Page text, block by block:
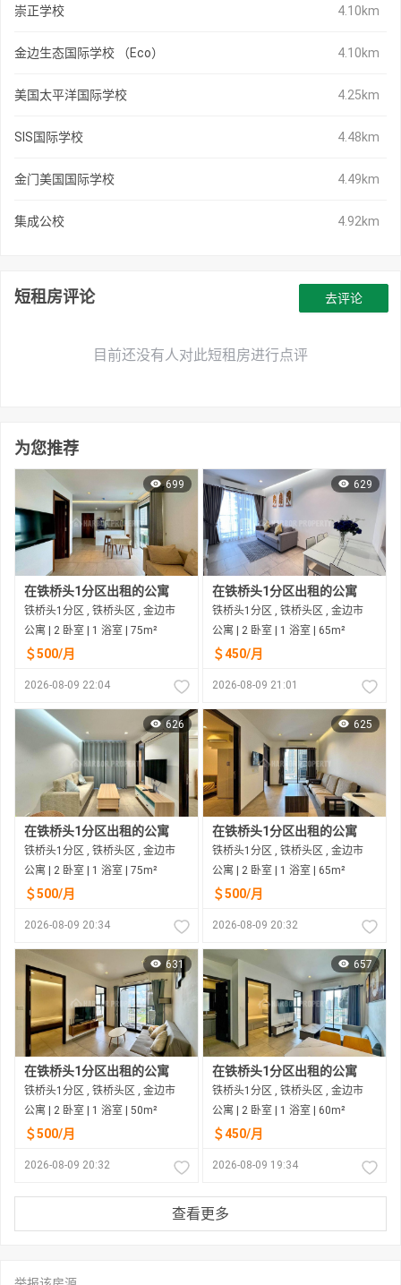
崇正学校 4.10km
金边生态国际学校 （Eco） 4.10km
美国太平洋国际学校 4.25km
SIS国际学校 4.48km
金门美国国际学校 4.49km
集成公校 4.92km
短租房评论
目前还没有人对此短租房进行点评
去评论
为您推荐
699
在铁桥头1分区出租的公寓
铁桥头1分区 , 铁桥头区 , 金边市
公寓 | 2 卧室 | 1 浴室 | 75m²
＄500/月
2026-08-09 22:04
629
在铁桥头1分区出租的公寓
铁桥头1分区 , 铁桥头区 , 金边市
公寓 | 2 卧室 | 1 浴室 | 65m²
＄450/月
2026-08-09 21:01
626
在铁桥头1分区出租的公寓
铁桥头1分区 , 铁桥头区 , 金边市
公寓 | 2 卧室 | 1 浴室 | 75m²
＄500/月
2026-08-09 20:34
625
在铁桥头1分区出租的公寓
铁桥头1分区 , 铁桥头区 , 金边市
公寓 | 2 卧室 | 1 浴室 | 65m²
＄500/月
2026-08-09 20:32
631
在铁桥头1分区出租的公寓
铁桥头1分区 , 铁桥头区 , 金边市
公寓 | 2 卧室 | 1 浴室 | 50m²
＄500/月
2026-08-09 20:32
657
在铁桥头1分区出租的公寓
铁桥头1分区 , 铁桥头区 , 金边市
公寓 | 2 卧室 | 1 浴室 | 60m²
＄450/月
2026-08-09 19:34
查看更多